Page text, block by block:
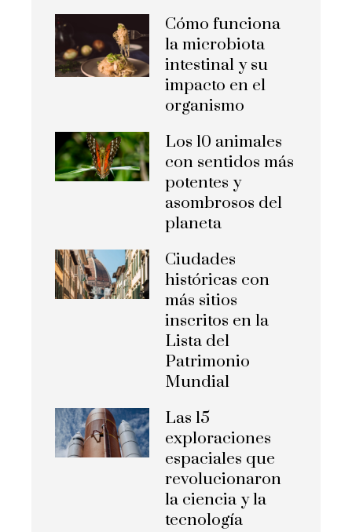
Cómo funciona
la microbiota
intestinal y su
impacto en el
organismo
Los 10 animales
con sentidos más
potentes y
asombrosos del
planeta
Ciudades
históricas con
más sitios
inscritos en la
Lista del
Patrimonio
Mundial
Las 15
exploraciones
espaciales que
revolucionaron
la ciencia y la
tecnología